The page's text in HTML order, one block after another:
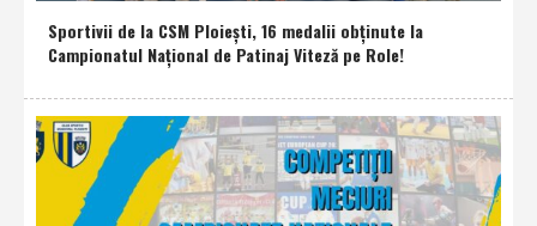
Sportivii de la CSM Ploieşti, 16 medalii obţinute la
Campionatul Naţional de Patinaj Viteză pe Role!